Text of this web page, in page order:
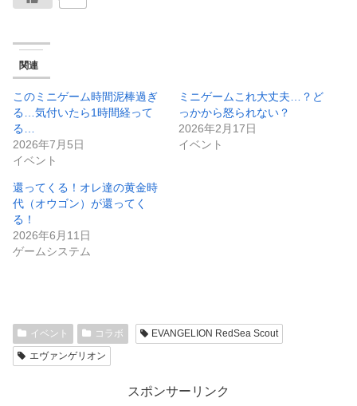
関連
このミニゲーム時間泥棒過ぎ
る…気付いたら1時間経って
る…
2026年7月5日
イベント
ミニゲームこれ大丈夫…？ど
っかから怒られない？
2026年2月17日
イベント
還ってくる！オレ達の黄金時
代（オウゴン）が還ってく
る！
2026年6月11日
ゲームシステム
イベント コラボ
EVANGELION RedSea Scout
エヴァンゲリオン
スポンサーリンク